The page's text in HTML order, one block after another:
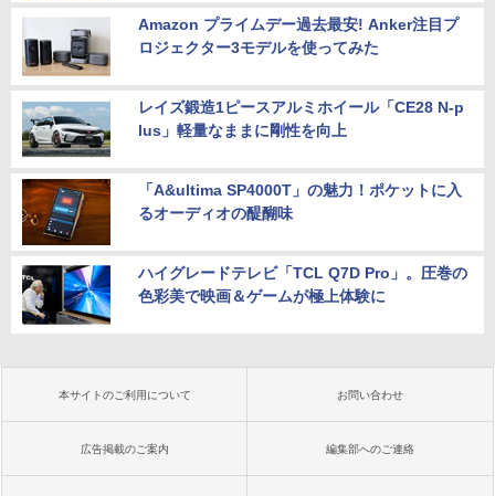
Amazon プライムデー過去最安! Anker注目プ
ロジェクター3モデルを使ってみた
レイズ鍛造1ピースアルミホイール「CE28 N-p
lus」軽量なままに剛性を向上
「A&ultima SP4000T」の魅力！ポケットに入
るオーディオの醍醐味
ハイグレードテレビ「TCL Q7D Pro」。圧巻の
色彩美で映画＆ゲームが極上体験に
本サイトのご利用について お問い合わせ
広告掲載のご案内 編集部へのご連絡